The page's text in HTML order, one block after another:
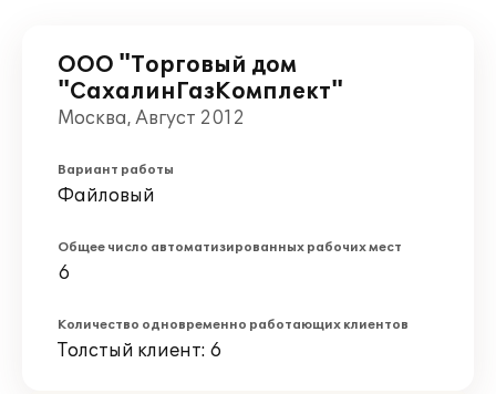
ООО "Торговый дом
"СахалинГазКомплект"
Москва, Август 2012
Вариант работы
Файловый
Общее число автоматизированных рабочих мест
6
Количество одновременно работающих клиентов
Толстый клиент: 6